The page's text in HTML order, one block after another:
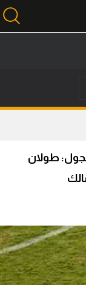
طولان